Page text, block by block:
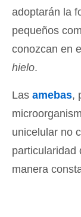
adoptarán la
pequeños
conozcan en
hielo.
Las amebas,
unicelular no
particularidad
manera